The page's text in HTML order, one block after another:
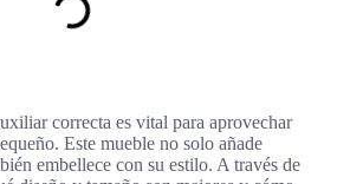
correcta es vital para aprovechar
Este mueble no solo añade
embellece con su estilo. A través de